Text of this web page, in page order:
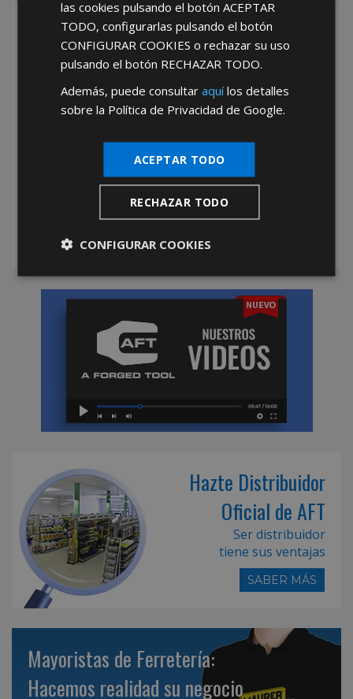
He leído y acepto laPolítica de Privacidad
*Abstenerse particulares, sólo venta a tiendas y empresas minoristas y
Hazte Distribuidor
Oficial de AFT
Ser distribuidor
tiene sus ventajas
SABER MÁS
Mayoristas de Ferretería:
Hacemos realidad su negocio
las cookies pulsando el botónACEPTAR
TODO, configurarlas pulsando el botón
CONFIGURAR COOKIES o rechazar su uso
pulsando el botón RECHAZAR TODO.
Además, puede consultaraquílos detalles
sobre la Política de Privacidad de Google.
ACEPTAR TODO
RECHAZAR TODO
CONFIGURAR COOKIES